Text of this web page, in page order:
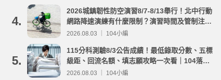
4.
2026城鎮韌性防空演習8/7-8/13舉行！北中行動
網路降速演練有什麼限制？演習時間及管制注意
事項整理
2026.08.03 ｜ 104小編
5.
115分科測驗8/3公告成績！最低錄取分數、五標
級距、回流名額、填志願攻略一次看｜104落點
分析
2026.08.03 ｜ 104小編